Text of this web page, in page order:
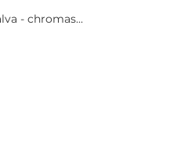
- chromas...